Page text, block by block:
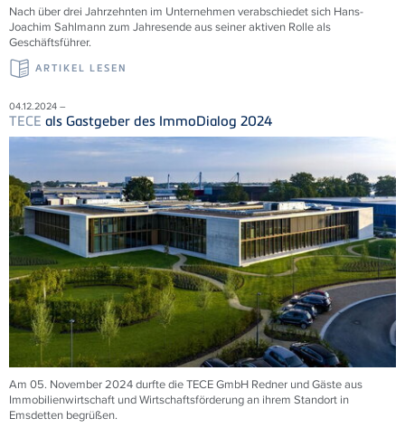
Nach über drei Jahrzehnten im Unternehmen verabschiedet sich Hans-
Joachim Sahlmann zum Jahresende aus seiner aktiven Rolle als
Geschäftsführer.
ARTIKEL LESEN
04.12.2024 –
TECE als Gastgeber des ImmoDialog 2024
Am 05. November 2024 durfte die TECE GmbH Redner und Gäste aus
Immobilienwirtschaft und Wirtschaftsförderung an ihrem Standort in
Emsdetten begrüßen.